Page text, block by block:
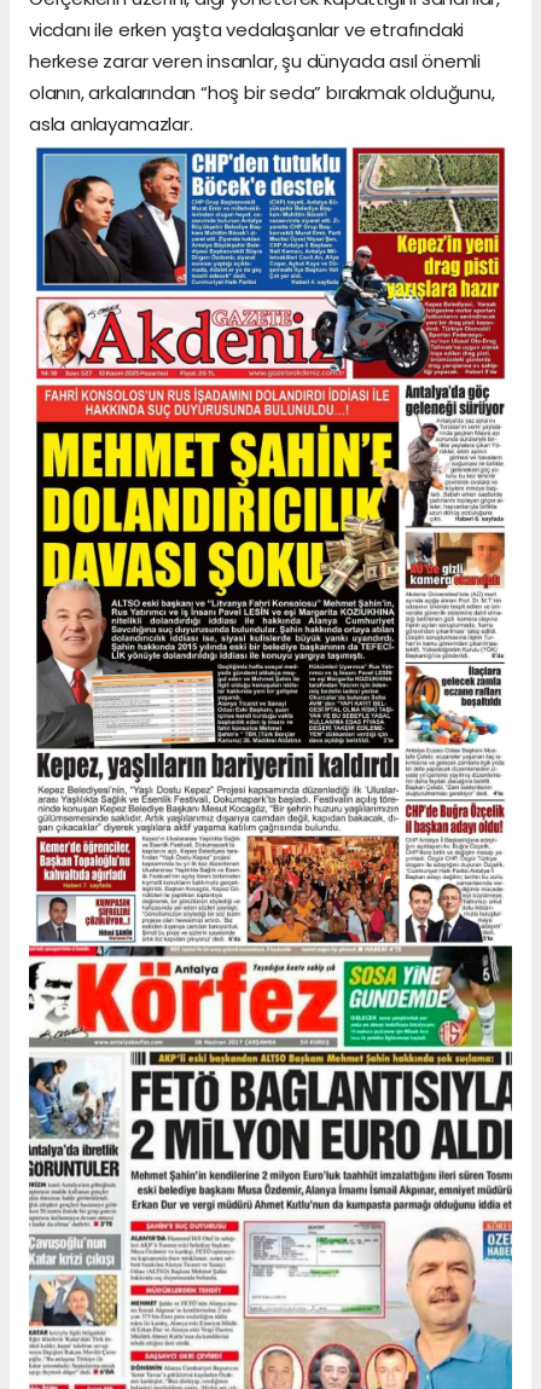
vicdanı ile erken yaşta vedalaşanlar ve etrafındaki
herkese zarar veren insanlar, şu dünyada asıl önemli
olanın, arkalarından “hoş bir seda” bırakmak olduğunu,
asla anlayamazlar.